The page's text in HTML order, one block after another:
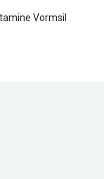
Vormsil